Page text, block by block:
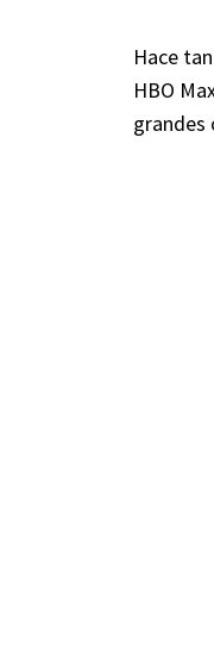
Hace
HBO
grandes